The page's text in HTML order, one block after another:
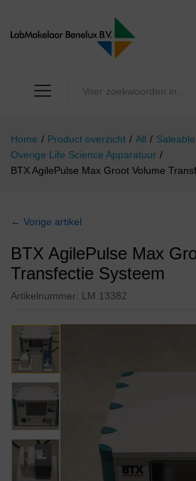
Home / Product overzicht / All / Saleable
Overige Life Science Apparatuur /
BTX AgilePulse Max Groot Volume
← Vorige artikel
BTX AgilePulse Max
Transfectie Systeem
Artikelnummer: LM 13382